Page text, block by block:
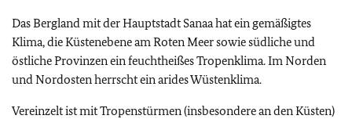
Das Bergland mit der Hauptstadt Sanaa hat ein gemäßigtes
Klima, die Küstenebene am Roten Meer sowie südliche und
östliche Provinzen ein feuchtheißes Tropenklima. Im Norden
und Nordosten herrscht ein arides Wüstenklima.
Vereinzelt ist mit Tropenstürmen (insbesondere an den Küsten)